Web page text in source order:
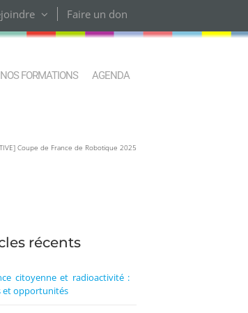
Faire un don
NOS FORMATIONS AGENDA
Coupe de France de Robotique 2025
récents
citoyenne et radioactivité :
et opportunités